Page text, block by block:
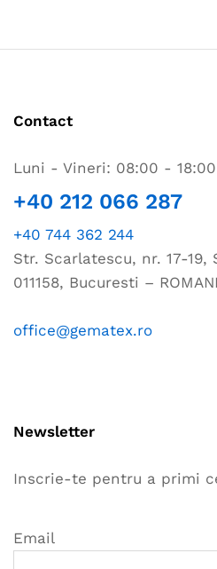
Contact
Luni - Vineri: 08:00 - 18:00
+40 212 066 287
+40 744 362 244
Str. Scarlatescu, nr. 17-19,
011158, Bucuresti –
office@gematex.ro
Newsletter
Inscrie-te pentru a primi
Email